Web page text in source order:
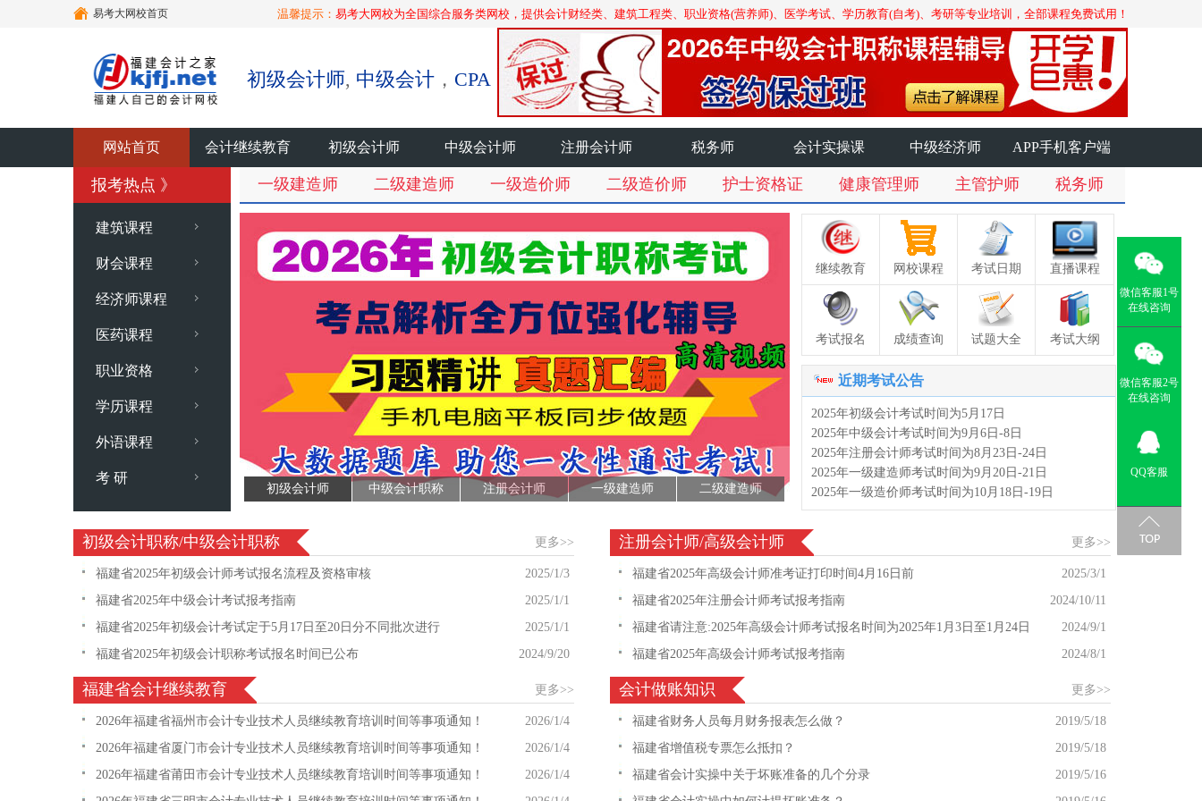
易考大网校首页 温馨提示： 易考大网校为全国综合服务类网校，提供会计财经类、建筑工程类、职业资格(营养师)、医学考试、学历教育(自考)、考研等专业培训，全部课程免费试用！
初级会计师, 中级会计 ， CPA
网站首页 会计继续教育 初级会计师 中级会计师 注册会计师 税务师 会计实操课 中级经济师 APP手机客户端
报考热点 》
建筑课程
财会课程
经济师课程
医药课程
职业资格
学历课程
外语课程
考 研
一级建造师 二级建造师 一级造价师 二级造价师 护士资格证 健康管理师 主管护师 税务师
初级会计师 中级会计职称 注册会计师 一级建造师 二级建造师
继续教育 网校课程 考试日期 直播课程
考试报名 成绩查询 试题大全 考试大纲
近期考试公告
2025年初级会计考试时间为5月17日
2025年中级会计考试时间为9月6日-8日
2025年注册会计师考试时间为8月23日-24日
2025年一级建造师考试时间为9月20日-21日
2025年一级造价师考试时间为10月18日-19日
初级会计职称/中级会计职称 更多>>
福建省2025年初级会计师考试报名流程及资格审核
2025/1/3
福建省2025年中级会计考试报考指南
2025/1/1
福建省2025年初级会计考试定于5月17日至20日分不同批次进行
2025/1/1
福建省2025年初级会计职称考试报名时间已公布
2024/9/20
注册会计师/高级会计师 更多>>
福建省2025年高级会计师准考证打印时间4月16日前
2025/3/1
福建省2025年注册会计师考试报考指南
2024/10/11
福建省​请注意:2025年高级会计师考试报名时间为2025年1月3日至1月24日
2024/9/1
福建省2025年高级会计师考试报考指南
2024/8/1
福建省会计继续教育 更多>>
2026年福建省福州市会计专业技术人员继续教育培训时间等事项通知！
2026/1/4
2026年福建省厦门市会计专业技术人员继续教育培训时间等事项通知！
2026/1/4
2026年福建省莆田市会计专业技术人员继续教育培训时间等事项通知！
2026/1/4
会计做账知识 更多>>
福建省财务人员每月财务报表怎么做？
2019/5/18
福建省增值税专票怎么抵扣？
2019/5/18
福建省会计实操中关于坏账准备的几个分录
2019/5/16
微信客服1号
在线咨询
微信客服2号
在线咨询
QQ客服